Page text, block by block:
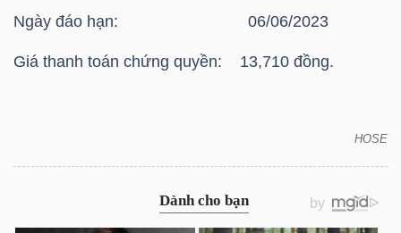
Ngày đáo hạn: 06/06/2023
Giá thanh toán chứng quyền: 13,710 đồng.
HOSE
KINH